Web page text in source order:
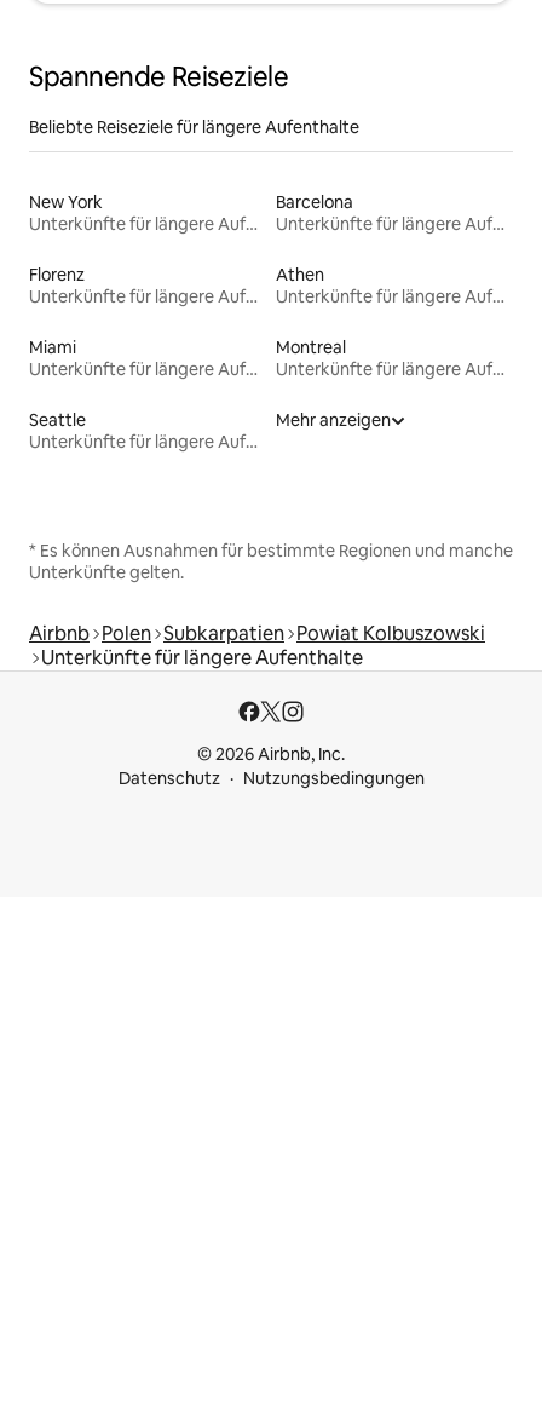
Spannende Reiseziele
Beliebte Reiseziele für längere Aufenthalte
New York
Unterkünfte für längere Aufenthalte
Barcelona
Unterkünfte für längere Aufenthalte
Florenz
Unterkünfte für längere Aufenthalte
Athen
Unterkünfte für längere Aufenthalte
Miami
Unterkünfte für längere Aufenthalte
Montreal
Unterkünfte für längere Aufenthalte
Seattle
Unterkünfte für längere Aufenthalte
Mehr anzeigen
* Es können Ausnahmen für bestimmte Regionen und manche
Unterkünfte gelten.
Airbnb Polen Subkarpatien Powiat Kolbuszowski
Unterkünfte für längere Aufenthalte
© 2026 Airbnb, Inc.
Datenschutz
Nutzungsbedingungen